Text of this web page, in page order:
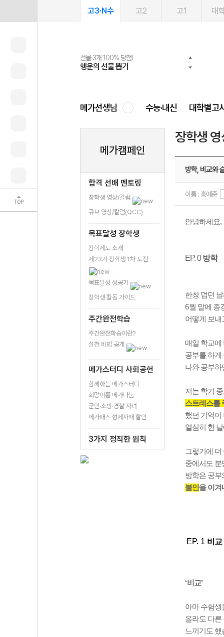
TOP
고3·N수 고2 고1 대
선물 3개 100% 당첨!
행운의 선물 뽑기
선물 100% 증정!
메가스터디 X 올리브
여름방학 스터디 캐시백
메가런 썸머스쿨
2027 러셀 단과
강사 공개선발
스마트러닝앱
설문 EVENT
메가패스
3일 무료 체험권
메가패스 수강생 무료혜택!
메가클럽 멤버십
사회공헌 캠페인
희망이룸 메가나눔
메가선생님 수능·내신 대학별고
메가캠페인
합격 선배 멘토링
장학생 영상/칼럼
큐브 영상/칼럼(QCC)
목표달성 장학생
장학제도 소개
제23기 장학생 1차 도전
목표달성 성공기
장학생 활동 가이드
주간완전학습
주간완전학습이란?
실천 비법 공개
메가스터디 사회공헌
함께하는 메가스터디
희망이룸 메가나눔
군인·소방·경찰 자녀
메가패스 형제자매 할인
3가지 정직한 원칙
장학생
방학, 비교와
이름 : 홍예준
안녕하세요,
EP. 0방학
한창 덥던
6월 말에 종
어떻게 보내
매일 학교에
공부를 하게
나와 공부하
저는 학기
스트레스를
했던 기억이
열심히 한
그렇기에
중에서도 분
방학은 공
불안을 이겨
EP. 1 비교
‘비교’
아마 수험생
올라도 다른
느끼기도 했